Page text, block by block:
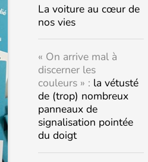
La voiture au cœur de
nos vies
« On arrive mal à
discerner les
couleurs » : la vétusté
de (trop) nombreux
panneaux de
signalisation pointée
du doigt